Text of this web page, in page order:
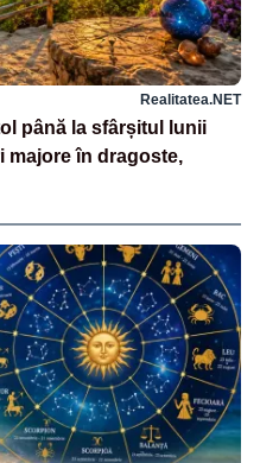
Realitatea.NET
până la sfârșitul lunii
majore în dragoste,